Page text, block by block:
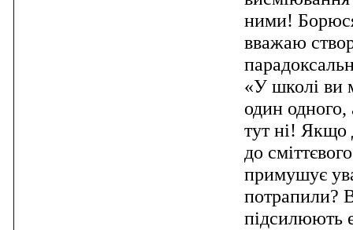
ними!
вважаю
«У школі ви
один
тут ні! Якщо
до
примушує
потрапили?
підсилюють